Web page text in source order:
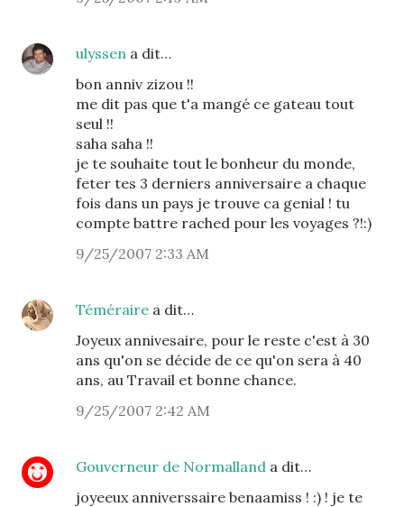
ulyssen a dit…
bon anniv zizou !!
me dit pas que t'a mangé ce gateau tout
seul !!
saha saha !!
je te souhaite tout le bonheur du monde,
feter tes 3 derniers anniversaire a chaque
fois dans un pays je trouve ca genial ! tu
compte battre rached pour les voyages ?!:)
9/25/2007 2:33 AM
Téméraire a dit…
Joyeux annivesaire, pour le reste c'est à 30
ans qu'on se décide de ce qu'on sera à 40
ans, au Travail et bonne chance.
9/25/2007 2:42 AM
Gouverneur de Normalland a dit…
joyeeux anniverssaire benaamiss ! :) ! je te